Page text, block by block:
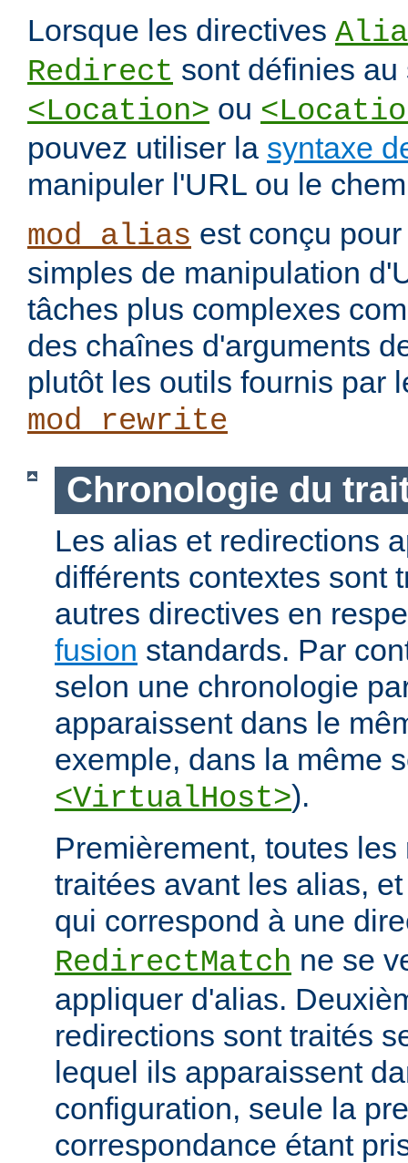
Lorsque les directives
Redirect sont définies
<Location> ou
pouvez utiliser la syntaxe
manipuler l'URL ou le
mod_alias est conçu
simples de manipulation
tâches plus complexes
des chaînes d'arguments
plutôt les outils fournis par
mod_rewrite
Chronologie du
Les alias et redirections
différents contextes sont
autres directives en
fusion standards. Par
selon une chronologie
apparaissent dans le
exemple, dans la même
<VirtualHost>).
Premièrement, toutes
traitées avant les alias,
qui correspond à une
RedirectMatch ne se
appliquer d'alias.
redirections sont traités
lequel ils apparaissent
configuration, seule la
correspondance étant